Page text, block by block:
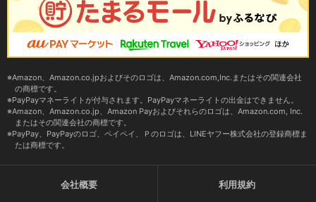
Amazon、Amazon.co.jpおよびそのロゴは、Amazon.com,Inc.またはその関連会社
の商標です。
PayPayマネーライトが付与されます。PayPayマネーライトの出金はできません。
Amazon、Amazon.co.jp、Amazon Payおよびそれらのロゴは、Amazon.com, Inc.
またはその関連会社の商標です。
PayPay、PayPayのロゴ、ペイペイ、Ｐのロゴは、LINEヤフー株式会社の登録商標ま
たは商標です。
会社概要 利用規約